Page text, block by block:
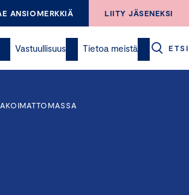
ANSIOMERKKIÄ LIITY JÄSENEKSI
Vastuullisuus Tietoa meistä ETSI